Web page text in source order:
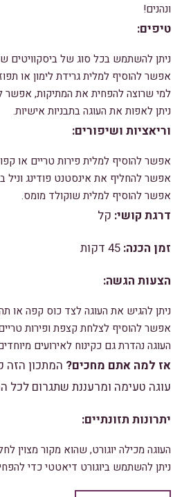
ונהנים!
טיפים:
ניתן להשתמש בכל סוג של ביסקוויטים
אפשר להוסיף למלית גרידת לימון או
למי שרוצה להפחית את המתיקות, אפשר
ניתן לאפות את העוגה בתבניות אישיות.
וריאציות ושיפורים:
אפשר להוסיף למלית פירות טריים או
אפשר להחליף את אינסטנט פודינג וניל
אפשר להוסיף למלית שוקולד מומס.
דרגת קושי: קל
זמן הכנה:
הצעות הגשה:
ניתן להגיש את העוגה לצד כוס קפה או
אפשר להוסיף לצלחת קצפת ופירות
העוגה נהדרת גם כקינוח לאירועים
אז למה אתם מחכים? המתכון הזה
עוגה טעימה ומרעננת שתגרום
יתרונות תזונתיים:
העוגה מכילה יוגורט, שהוא מקור מצוין
ניתן להשתמש ביוגורט דיאטטי כדי